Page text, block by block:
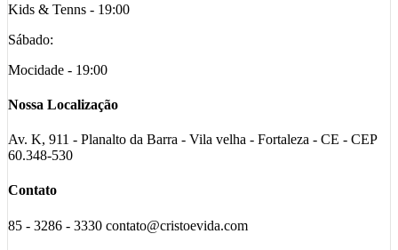
Kids & Tenns - 19:00
Sábado:
Mocidade - 19:00
Nossa Localização
Av. K, 911 - Planalto da Barra - Vila velha - Fortaleza - CE - CEP
60.348-530
Contato
85 - 3286 - 3330 contato@cristoevida.com